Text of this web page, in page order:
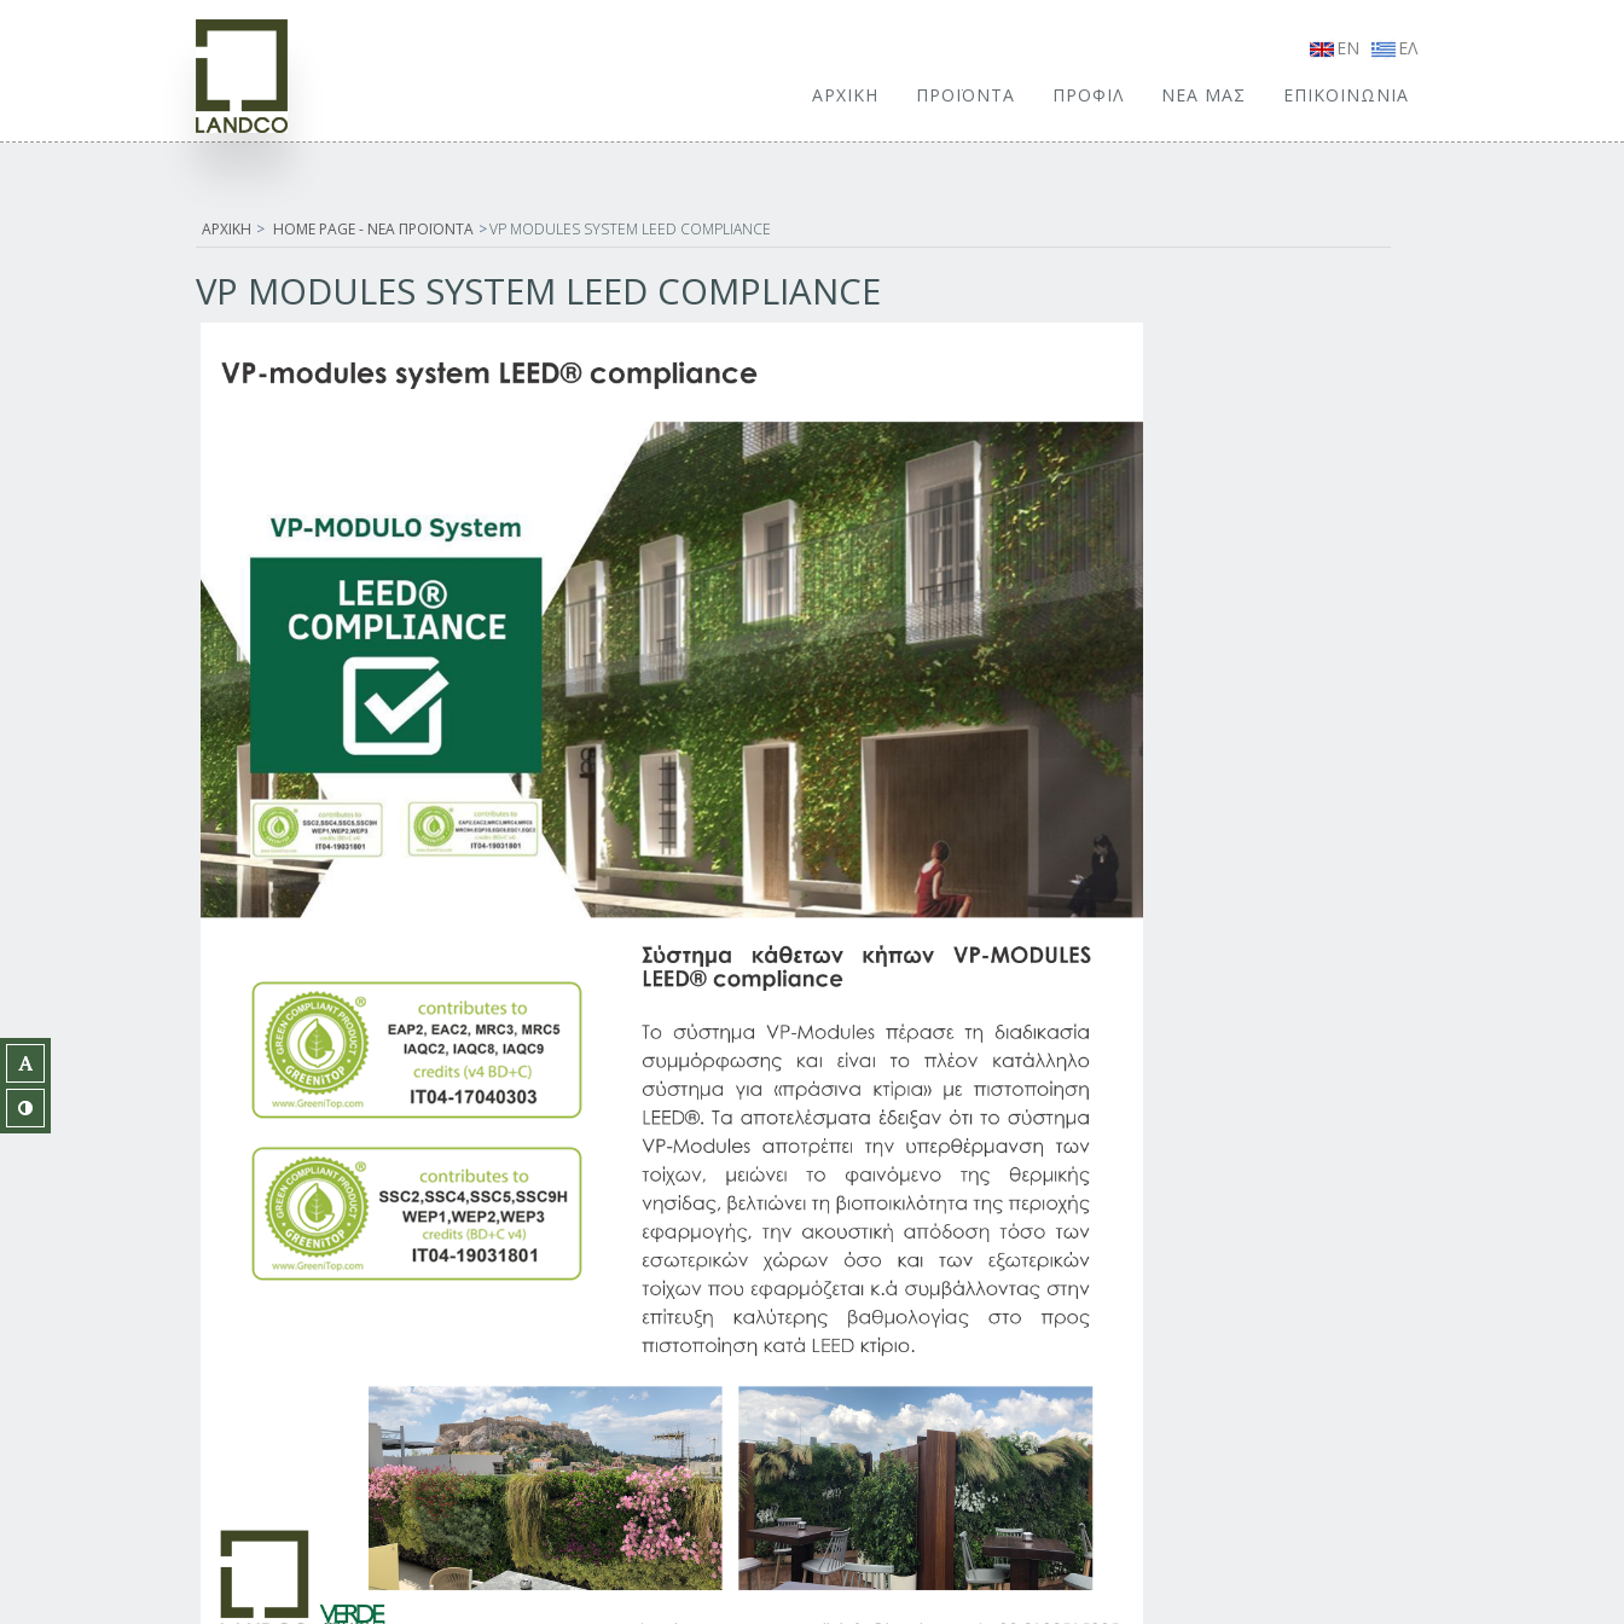
EN ΕΛ
ΑΡΧΙΚΗ ΠΡΟΪΟΝΤΑ ΠΡΟΦΙΛ ΝΕΑ ΜΑΣ ΕΠΙΚΟΙΝΩΝΙΑ
ΑΡΧΙΚΗ > HOME PAGE - ΝΕΑ ΠΡΟΪΟΝΤΑ >VP MODULES SYSTEM LEED COMPLIANCE
VP MODULES SYSTEM LEED COMPLIANCE